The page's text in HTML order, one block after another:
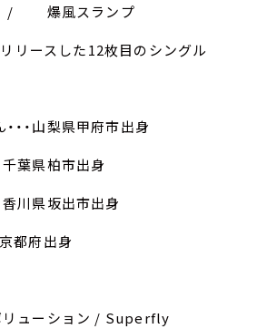
/ 爆風スランプ
リースした12枚目のシングル
・・山梨県甲府市出身
千葉県柏市出身
香川県坂出市出身
京都府出身
ューション / Superfly